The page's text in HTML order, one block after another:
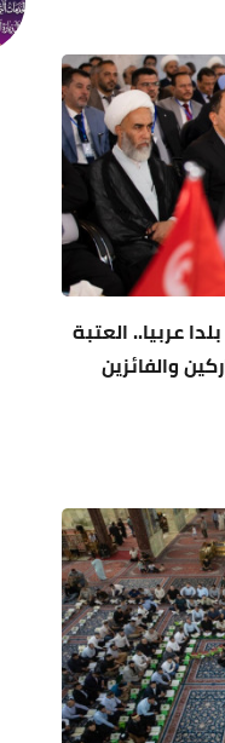
والصور: بمشاركة (15) بلدا عربيا.. العتبة
والفائزين